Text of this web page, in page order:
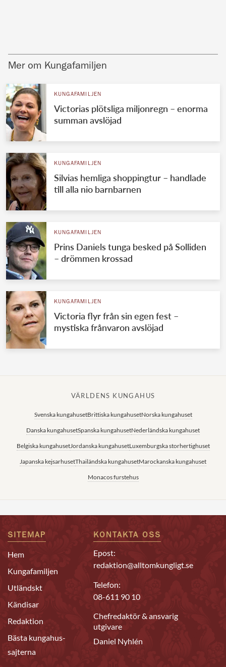
Mer om Kungafamiljen
KUNGAFAMILJEN
Victorias plötsliga miljonregn – enorma
summan avslöjad
KUNGAFAMILJEN
Silvias hemliga shoppingtur – handlade
till alla nio barnbarnen
KUNGAFAMILJEN
Prins Daniels tunga besked på Solliden
– drömmen krossad
KUNGAFAMILJEN
Victoria flyr från sin egen fest –
mystiska frånvaron avslöjad
VÄRLDENS KUNGAHUS
Svenska kungahusetBrittiska kungahusetNorska kungahuset
Danska kungahusetSpanska kungahusetNederländska kungahuset
Belgiska kungahusetJordanska kungahusetLuxemburgska storhertighuset
Japanska kejsarhusetThailändska kungahusetMarockanska kungahuset
Monacos furstehus
SITEMAP
Hem
Kungafamiljen
Utländskt
Kändisar
Redaktion
Bästa kungahus-
sajterna
KONTAKTA OSS
Epost:
redaktion@alltomkungligt.se
Telefon:
08-611 90 10
Chefredaktör & ansvarig
utgivare
Daniel Nyhlén